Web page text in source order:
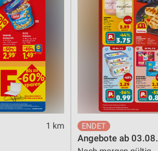
1 km
Angebote ab 03.08.